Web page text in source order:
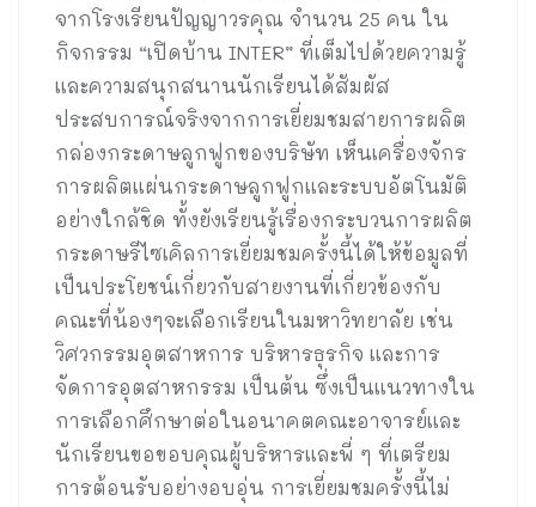
จากโรงเรียนปัญญาวรคุณ จำนวน 25 คน ใน
กิจกรรม “เปิดบ้าน INTER” ที่เต็มไปด้วยความรู้
และความสนุกสนานนักเรียนได้สัมผัส
ประสบการณ์จริงจากการเยี่ยมชมสายการผลิต
กล่องกระดาษลูกฟูกของบริษัท เห็นเครื่องจักร
การผลิตแผ่นกระดาษลูกฟูกและระบบอัตโนมัติ
อย่างใกล้ชิด ทั้งยังเรียนรู้เรื่องกระบวนการผลิต
กระดาษรีไซเคิลการเยี่ยมชมครั้งนี้ได้ให้ข้อมูลที่
เป็นประโยชน์เกี่ยวกับสายงานที่เกี่ยวข้องกับ
คณะที่น้องๆจะเลือกเรียนในมหาวิทยาลัย เช่น
วิศวกรรมอุตสาหการ บริหารธุรกิจ และการ
จัดการอุตสาหกรรม เป็นต้น ซึ่งเป็นแนวทางใน
การเลือกศึกษาต่อในอนาคตคณะอาจารย์และ
นักเรียนขอขอบคุณผู้บริหารและพี่ ๆ ที่เตรียม
การต้อนรับอย่างอบอุ่น การเยี่ยมชมครั้งนี้ไม่